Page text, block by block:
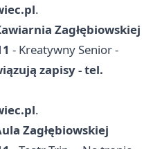
.
Zagłębiowskiej
- Kreatywny Senior -
zapisy - tel.
.
Zagłębiowskiej